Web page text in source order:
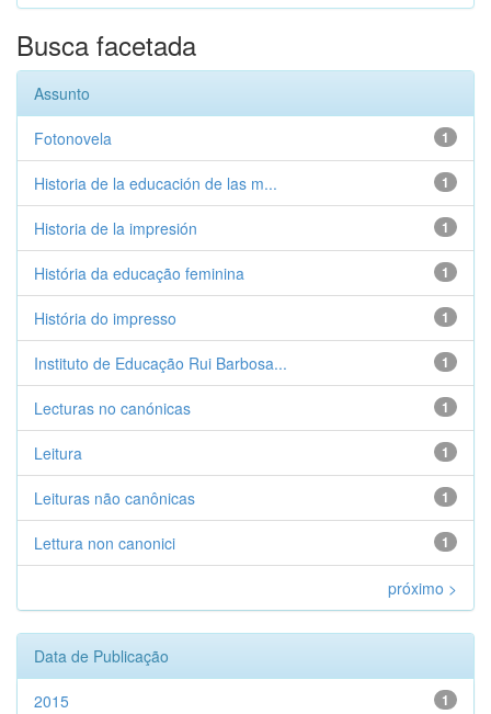
Busca facetada
Assunto
1
Fotonovela
1
Historia de la educación de las m...
1
Historia de la impresión
1
História da educação feminina
1
História do impresso
1
Instituto de Educação Rui Barbosa...
1
Lecturas no canónicas
1
Leitura
1
Leituras não canônicas
1
Lettura non canonici
próximo >
Data de Publicação
1
2015